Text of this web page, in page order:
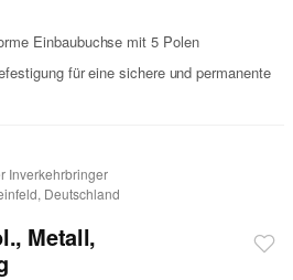
Einbaubuchse mit 5 Polen
für eine sichere und permanente
Inverkehrbringer
Deutschland
Metall,